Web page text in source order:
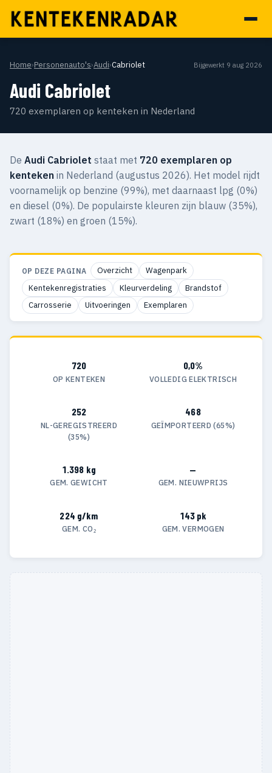
Home›Personenauto's›Audi›Cabriolet Bijgewerkt 9 aug 2026
Audi Cabriolet
720 exemplaren op kenteken in Nederland
De Audi Cabriolet staat met 720 exemplaren op
kenteken in Nederland (augustus 2026). Het model rijdt
voornamelijk op benzine (99%), met daarnaast lpg (0%)
en diesel (0%). De populairste kleuren zijn blauw (35%),
zwart (18%) en groen (15%).
OP DEZE PAGINA Overzicht
Wagenpark
Kentekenregistraties
Kleurverdeling
Brandstof
Carrosserie
Uitvoeringen Exemplaren
720
OP KENTEKEN
0,0%
VOLLEDIG ELEKTRISCH
252
NL-GEREGISTREERD
(35%)
468
GEÏMPORTEERD (65%)
1.398 kg
GEM. GEWICHT
—
GEM. NIEUWPRIJS
224 g/km
GEM. CO₂
143 pk
GEM. VERMOGEN